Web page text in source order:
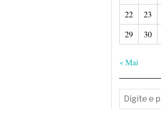
22
23
29
30
« Mai